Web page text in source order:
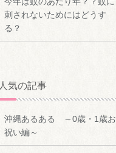
刺されないためにはどうす
る？
人気の記事
沖縄あるある ～0歳・1歳お
祝い編～